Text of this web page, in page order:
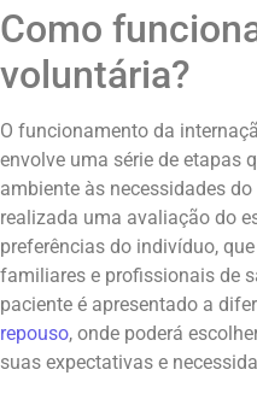
Como
voluntária?
O funcionamento da
envolve uma série de etapas
ambiente às necessidades
realizada uma avaliação do
preferências do indivíduo,
familiares e profissionais de
paciente é apresentado a
repouso, onde poderá
suas expectativas e